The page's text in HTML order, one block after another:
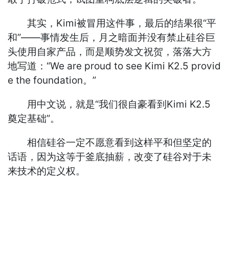
其实，Kimi被冒用这件事，最后的结果很“平
和”——事情发生后，月之暗面并没有禁止硅谷巨
头使用自家产品，而是顺势发文祝贺，落落大方
地写道：“We are proud to see Kimi K2.5 provid
e the foundation。”
用中文说，就是“我们很自豪看到Kimi K2.5
奠定基础”。
相信硅谷一定不愿意看到这样平和但坚定的
话语，因为这等于釜底抽薪，改变了硅谷对于未
来技术的定义权。